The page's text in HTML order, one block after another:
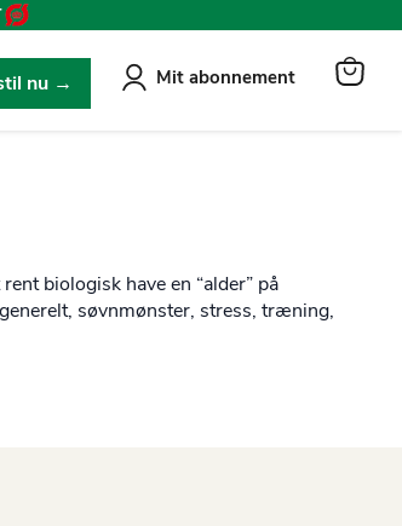
nu → Mit abonnement
biologisk have en “alder” på
søvnmønster, stress, træning,